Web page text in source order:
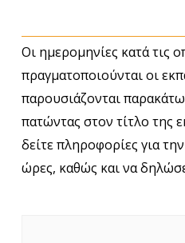
Οι ημερομηνίες κατά τις
πραγματοποιούνται οι
παρουσιάζονται
πατώντας στον τίτλο της
δείτε πληροφορίες για
ώρες, καθώς και να